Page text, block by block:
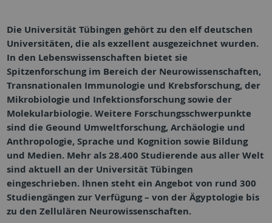
Die Universität Tübingen gehört zu den elf deutschen
Universitäten, die als exzellent ausgezeichnet wurden.
In den Lebenswissenschaften bietet sie
Spitzenforschung im Bereich der Neurowissenschaften,
Transnationalen Immunologie und Krebsforschung, der
Mikrobiologie und Infektionsforschung sowie der
Molekularbiologie. Weitere Forschungsschwerpunkte
sind die Geound Umweltforschung, Archäologie und
Anthropologie, Sprache und Kognition sowie Bildung
und Medien. Mehr als 28.400 Studierende aus aller Welt
sind aktuell an der Universität Tübingen
eingeschrieben. Ihnen steht ein Angebot von rund 300
Studiengängen zur Verfügung – von der Ägyptologie bis
zu den Zellulären Neurowissenschaften.